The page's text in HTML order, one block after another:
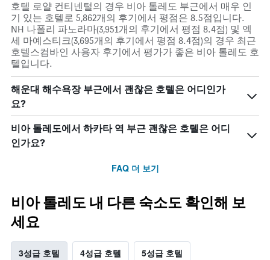
호텔 로얄 컨티넨털의 경우 비아 톨레도 부근에서 매우 인
기 있는 호텔로 5,862개의 후기에서 평점은 8.5점입니다.
NH 나폴리 파노라마(3,951개의 후기에서 평점 8.4점) 및 엑
세 마예스티크(3,695개의 후기에서 평점 8.4점)의 경우 최근
호텔스컴바인 사용자 후기에서 평가가 좋은 비아 톨레도 호
텔입니다.
해운대 해수욕장 부근에서 괜찮은 호텔은 어디인가
요?
비아 톨레도에서 하카타 역 부근 괜찮은 호텔은 어디
인가요?
FAQ 더 보기
비아 톨레도 내 다른 숙소도 확인해 보
세요
3성급 호텔 4성급 호텔 5성급 호텔